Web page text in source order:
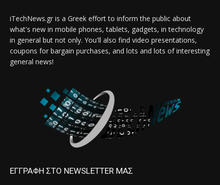
iTechNews.gr is a Greek effort to inform the public about
what's new in mobile phones, tablets, gadgets, in technology
in general but not only. You'll also find video presentations,
coupons for bargain purchases, and lots and lots of interesting
general news!
ΕΓΓΡΑΦΗ ΣΤΟ NEWSLETTER ΜΑΣ